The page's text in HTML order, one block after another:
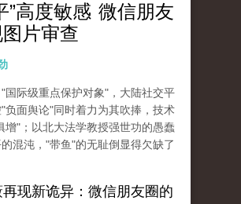
”高度敏感 微信朋友
片审查
"国际级重点保护对象"，大陆社交平
负面舆论"同时着力为其吹捧，技术
增"；以北大法学教授强世功的愚蠢
混沌，"带鱼"的无耻倒显得欠缺了
现新诡异：微信朋友圈的